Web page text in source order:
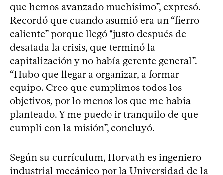
que hemos avanzado muchísimo”, expresó.
Recordó que cuando asumió era un “fierro
caliente” porque llegó “justo después de
desatada la crisis, que terminó la
capitalización y no había gerente general”.
“Hubo que llegar a organizar, a formar
equipo. Creo que cumplimos todos los
objetivos, por lo menos los que me había
planteado. Y me puedo ir tranquilo de que
cumplí con la misión”, concluyó.
Según su currículum, Horvath es ingeniero
industrial mecánico por la Universidad de la